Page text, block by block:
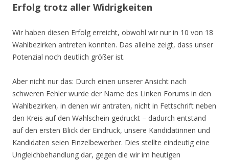
Erfolg trotz aller Widrigkeiten
Wir haben diesen Erfolg erreicht, obwohl wir nur in 10 von 18
Wahlbezirken antreten konnten. Das alleine zeigt, dass unser
Potenzial noch deutlich größer ist.
Aber nicht nur das: Durch einen unserer Ansicht nach
schweren Fehler wurde der Name des Linken Forums in den
Wahlbezirken, in denen wir antraten, nicht in Fettschrift neben
den Kreis auf den Wahlschein gedruckt – dadurch entstand
auf den ersten Blick der Eindruck, unsere Kandidatinnen und
Kandidaten seien Einzelbewerber. Dies stellte eindeutig eine
Ungleichbehandlung dar, gegen die wir im heutigen